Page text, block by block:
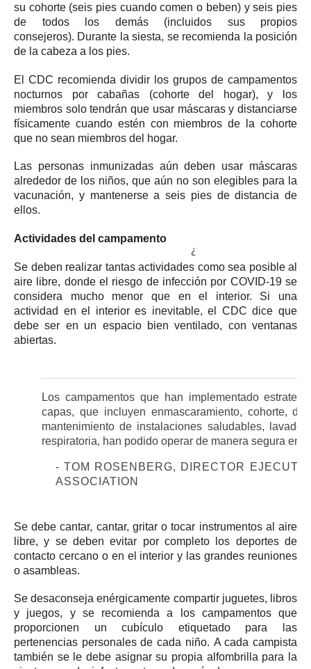
¿
su cohorte (seis pies cuando comen o beben) y seis pies
de todos los demás (incluidos sus propios
consejeros). Durante la siesta, se recomienda la posición
de la cabeza a los pies.
El CDC recomienda dividir los grupos de campamentos
nocturnos por cabañas (cohorte del hogar), y los
miembros solo tendrán que usar máscaras y distanciarse
físicamente cuando estén con miembros de la cohorte
que no sean miembros del hogar.
Las personas inmunizadas aún deben usar máscaras
alrededor de los niños, que aún no son elegibles para la
vacunación, y mantenerse a seis pies de distancia de
ellos.
Actividades del campamento
Se deben realizar tantas actividades como sea posible al
aire libre, donde el riesgo de infección por COVID-19se
considera mucho menor que en el interior. Si una
actividad en el interior es inevitable, el CDC dice que
debe ser en un espacio bien ventilado, con ventanas
abiertas.
Los campamentos que han implementado
capas, que incluyen enmascaramiento, cohorte,
mantenimiento de instalaciones saludables,
respiratoria, han podido operar de manera segura en
- TOM ROSENBERG, DIRECTOR
ASSOCIATION
Se debe cantar, cantar, gritar o tocar instrumentos al aire
libre, y se deben evitar por completo los deportes de
contacto cercano o en el interior y las grandes reuniones
o asambleas.
Se desaconseja enérgicamente compartir juguetes, libros
y juegos, y se recomienda a los campamentos que
proporcionen un cubículo etiquetado para las
pertenencias personales de cada niño. A cada campista
también se le debe asignar su propia alfombrilla para la